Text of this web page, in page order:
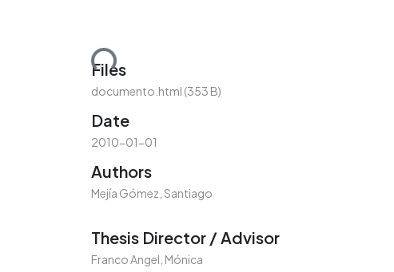
Loading...
Files
documento.html (353 B)
Date
2010-01-01
Authors
Mejía Gómez, Santiago
Thesis Director / Advisor
Franco Angel, Mónica